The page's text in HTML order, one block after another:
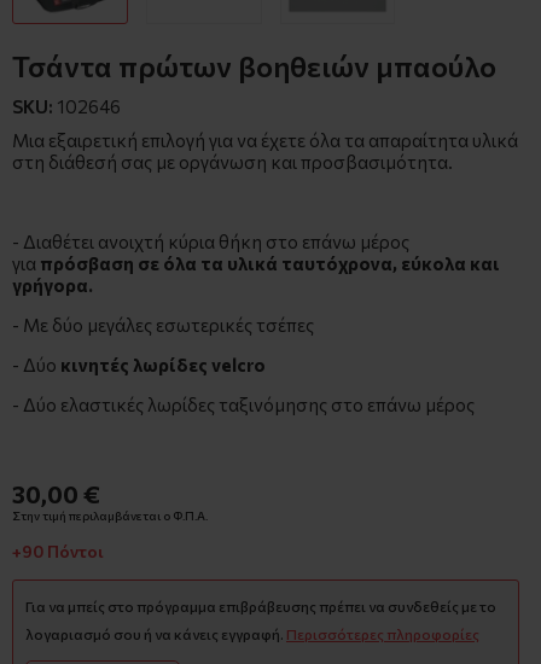
Τσάντα πρώτων βοηθειών μπαούλο
SKU: 102646
Μια εξαιρετική επιλογή για να έχετε όλα τα απαραίτητα υλικά
στη διάθεσή σας με οργάνωση και προσβασιμότητα.
- Διαθέτει ανοιχτή κύρια θήκη στο επάνω μέρος
για πρόσβαση σε όλα τα υλικά ταυτόχρονα, εύκολα και
γρήγορα.
- Με δύο μεγάλες εσωτερικές τσέπες
- Δύο κινητές λωρίδες velcro
- Δύο ελαστικές λωρίδες ταξινόμησης στο επάνω μέρος
30,00 €
Στην τιμή περιλαμβάνεται ο Φ.Π.Α.
+90 Πόντοι
Για να μπείς στο πρόγραμμα επιβράβευσης πρέπει να συνδεθείς με το
λογαριασμό σου ή να κάνεις εγγραφή. Περισσότερες πληροφορίες